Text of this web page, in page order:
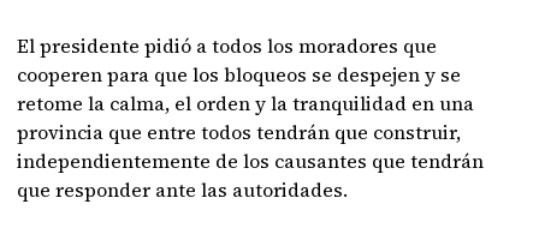
El presidente pidió a todos los moradores que
cooperen para que los bloqueos se despejen y se
retome la calma, el orden y la tranquilidad en una
provincia que entre todos tendrán que construir,
independientemente de los causantes que tendrán
que responder ante las autoridades.